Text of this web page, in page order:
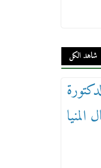
شاهد الكل